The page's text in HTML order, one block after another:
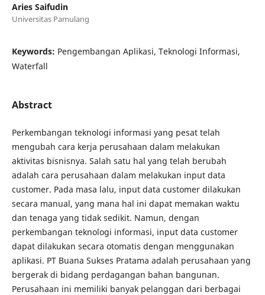
Aries Saifudin
Universitas Pamulang
Keywords: Pengembangan Aplikasi, Teknologi Informasi,
Waterfall
Abstract
Perkembangan teknologi informasi yang pesat telah
mengubah cara kerja perusahaan dalam melakukan
aktivitas bisnisnya. Salah satu hal yang telah berubah
adalah cara perusahaan dalam melakukan input data
customer. Pada masa lalu, input data customer dilakukan
secara manual, yang mana hal ini dapat memakan waktu
dan tenaga yang tidak sedikit. Namun, dengan
perkembangan teknologi informasi, input data customer
dapat dilakukan secara otomatis dengan menggunakan
aplikasi. PT Buana Sukses Pratama adalah perusahaan yang
bergerak di bidang perdagangan bahan bangunan.
Perusahaan ini memiliki banyak pelanggan dari berbagai